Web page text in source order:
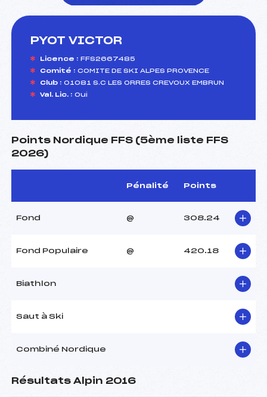
PYOT VICTOR
Licence : FFS2667485
Comité : COMITE DE SKI ALPES PROVENCE
Club : 01081 S.C LES ORRES CREVOUX EMBRUN
Val. Lic. : Oui
Points Nordique FFS (5ème liste FFS
2026)
Pénalité Points
Fond @ 308.24
Fond Populaire @ 420.18
Biathlon
Saut à Ski
Combiné Nordique
Résultats Alpin 2016